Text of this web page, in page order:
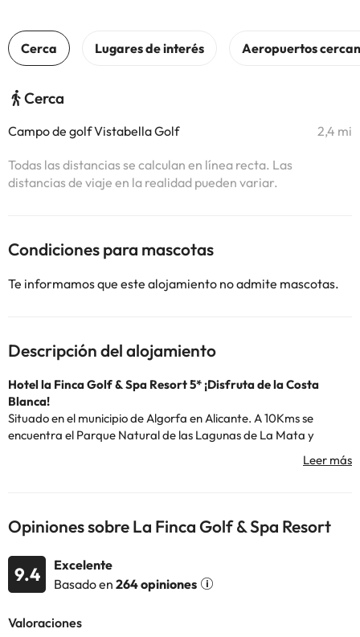
Cerca
Campo de golf Vistabella Golf 2,4 mi
Todas las distancias se calculan en línea recta. Las
distancias de viaje en la realidad pueden variar.
Condiciones para mascotas
Te informamos que este alojamiento no admite mascotas.
Descripción del alojamiento
Hotel la Finca Golf & Spa Resort 5* ¡Disfruta de la Costa
Blanca!
Situado en el municipio de Algorfa en Alicante. A 10Kms se
encuentra el Parque Natural de las Lagunas de La Mata y
golf. También cuentan con un spa y centro de bienestar (de
pago) donde podrás disfrutar de una piscina interior, jacuzzi,
cascada, cuello de cisne, volcán de burbujas, cabina de
cromoterapia, cabina de hielo, sauna finlandesa y baño turco.
equipadas con amplias terrazas, todas con vistas y con amplios
Opiniones sobre La Finca Golf & Spa Resort
9.4
Excelente
Basado en 264 opiniones